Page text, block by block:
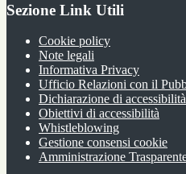
Sezione Link Utili
Cookie policy
Note legali
Informativa Privacy
Ufficio Relazioni con il
Dichiarazione di accessibilità
Obiettivi di accessibilità
Whistleblowing
Gestione consensi cookie
Amministrazione